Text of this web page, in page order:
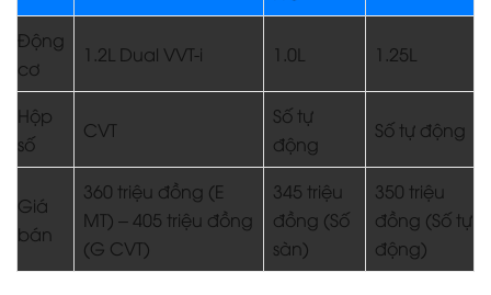
Động
cơ
1.2L Dual VVT-i 1.0L 1.25L
Hộp
số
CVT
Số tự
động
Số tự động
Giá
bán
360 triệu đồng (E
MT) – 405 triệu đồng
(G CVT)
345 triệu
đồng (Số
sàn)
350 triệu
đồng (Số tự
động)